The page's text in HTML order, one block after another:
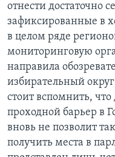
отнести достаточно
зафиксированные в
в целом ряде
мониторинговую
направила
избирательный
стоит вспомнить,
проходной барьер в
вновь не позволит
получить места в